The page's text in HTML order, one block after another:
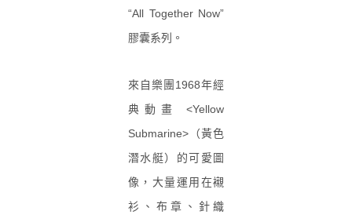
“All Together Now”
膠囊系列。
來自樂團1968年經
典動畫 <Yellow
Submarine>（黃色
潛水艇）的可愛圖
像，大量運用在襯
衫、布章、針織